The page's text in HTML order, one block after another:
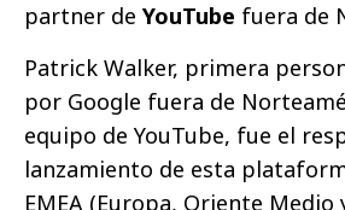
partner de YouTube fuera de
Patrick Walker, primera
por Google fuera de
equipo de YouTube, fue el
lanzamiento de esta
EMEA (Europa, Oriente Medio